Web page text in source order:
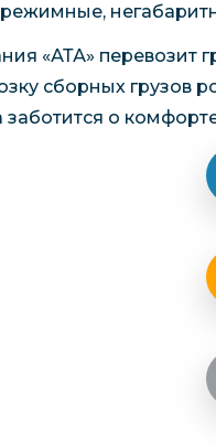
«АТА» перевозит
сборных грузов
заботится о